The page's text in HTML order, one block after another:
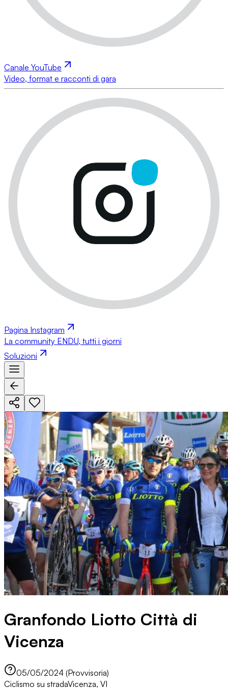
Canale YouTube
Video, format e racconti di gara
Pagina Instagram
La community ENDU, tutti i giorni
Soluzioni
Granfondo Liotto Città di
Vicenza
05/05/2024 (Provvisoria)
Ciclismo su stradaVicenza, VI